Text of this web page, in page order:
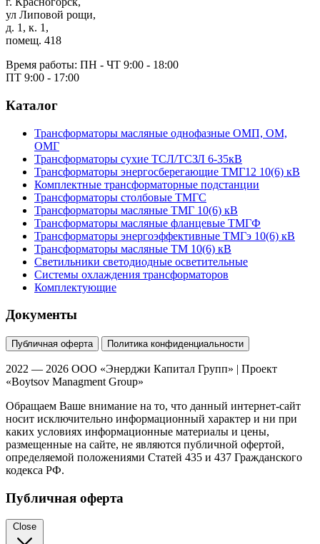
ул Липовой рощи,
д. 1, к. 1,
помещ. 418
Время работы: ПН - ЧТ 9:00 - 18:00
ПТ 9:00 - 17:00
Каталог
Трансформаторы масляные однофазные ОМП, ОМ,
ОМГ
Трансформаторы сухие ТСЛ/ТСЗЛ 6-35кВ
Трансформаторы энергосберегающие ТМГ12 10(6) кВ
Комплектные трансформаторные подстанции
Трансформаторы столбовые ТМГС
Трансформаторы масляные ТМГ 10(6) кВ
Трансформаторы масляные фланцевые ТМГФ
Трансформаторы энергоэффективные ТМГэ 10(6) кВ
Трансформаторы масляные ТМ 10(6) кВ
Светильники светодиодные осветительные
Системы охлаждения трансформаторов
Комплектующие
Документы
Публичная оферта Политика конфиденциальности
2022 — 2026 ООО «Энерджи Капитал Групп» | Проект
«Boytsov Managment Group»
Обращаем Ваше внимание на то, что данный интернет-сайт
носит исключительно информационный характер и ни при
каких условиях информационные материалы и цены,
размещенные на сайте, не являются публичной офертой,
определяемой положениями Статей 435 и 437 Гражданского
кодекса РФ.
Публичная оферта
Close